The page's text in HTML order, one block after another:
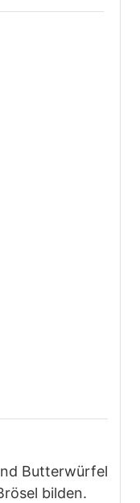
Butterwürfel
bilden.